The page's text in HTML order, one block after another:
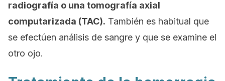
radiografía o una tomografía axial
computarizada (TAC). También es habitual que
se efectúen análisis de sangre y que se examine el
otro ojo.